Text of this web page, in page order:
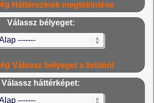
Háttérszínek megtekintése
Válassz bélyeget:
Válassz bélyeget a listából
Válassz háttérképet: